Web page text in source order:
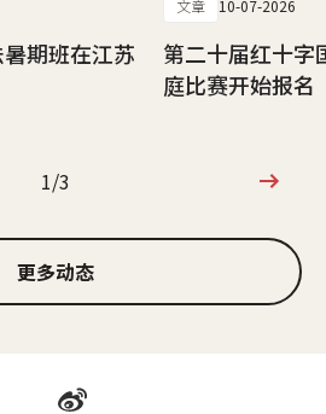
期班在江苏
文章 10-07-2026
第二十届红十字
庭比赛开始报名
1/3
1/3
更多动态